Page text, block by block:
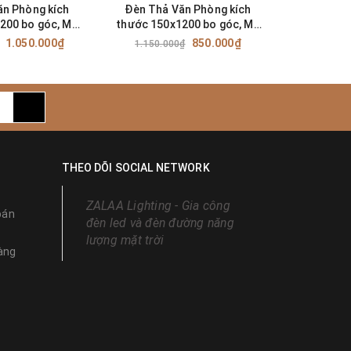
kim
bày
Phòng kích
bo góc, Mã
1.050.000₫
Đèn Thả Văn Phòng kích
thước 150x1200 bo góc, Mã
SP: ZTVPB150x1200
1.150.000₫ 850.000₫
THEO DÕI SOCIAL NETWORK
ZALAA Lighting - Gia công
đèn led và đèn đường năng
lượng mặt trời